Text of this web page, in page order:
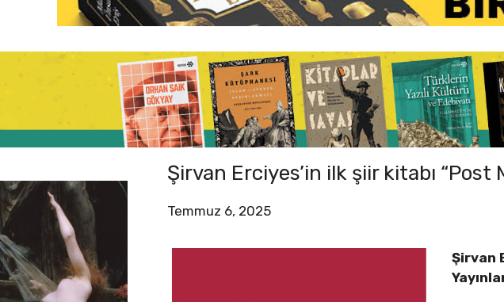
Şirvan Erciyes’in ilk şiir kitabı “Post
Temmuz 6, 2025
Şirvan